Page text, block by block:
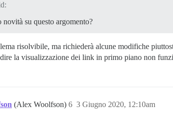
novità su questo argomento?
risolvibile, ma richiederà alcune modifiche
la visualizzazione dei link in primo piano non
(Alex Woolfson) 3 Giugno 2020, 12:10am
6